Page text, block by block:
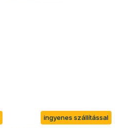
ingyenes szállítással